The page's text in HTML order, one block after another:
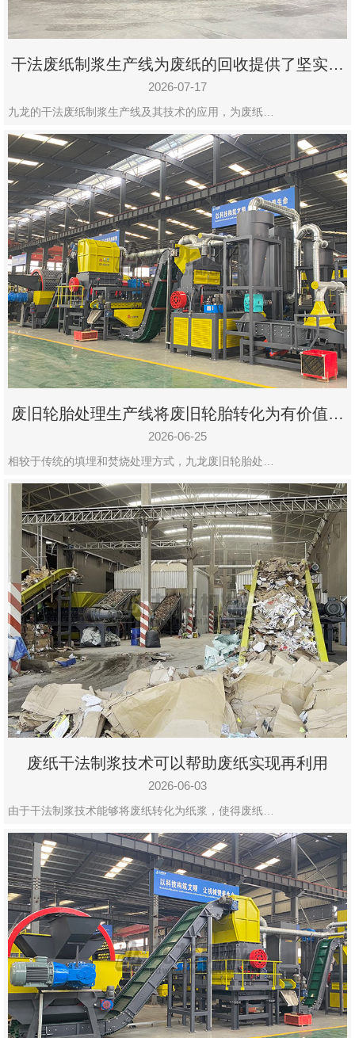
干法废纸制浆生产线为废纸的回收提供了坚实的
保障
2026-07-17
九龙的干法废纸制浆生产线及其技术的应用，为废纸…
废旧轮胎处理生产线将废旧轮胎转化为有价值的
资源
2026-06-25
相较于传统的填埋和焚烧处理方式，九龙废旧轮胎处…
废纸干法制浆技术可以帮助废纸实现再利用
2026-06-03
由于干法制浆技术能够将废纸转化为纸浆，使得废纸…